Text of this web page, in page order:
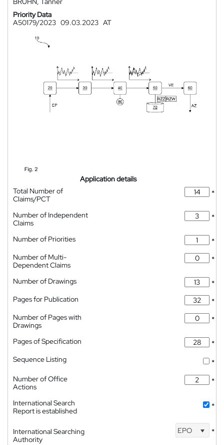
Priority Data
A50179/2023 09.03.2023 AT
Application details
Total Number of
Claims/PCT
*
Number of Independent
Claims
*
Number of Priorities
*
Number of Multi-
Dependent Claims
*
Number of Drawings
*
Pages for Publication
*
Number of Pages with
Drawings
*
Pages of Specification
*
Sequence Listing
*
Number of Office
Actions
*
International Search
Report is established
*
International Searching
Authority
EPO *